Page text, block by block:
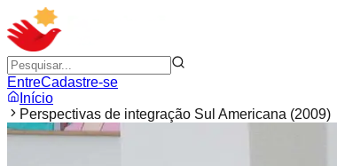
EntreCadastre-se
Início
Perspectivas de integração Sul Americana (2009)